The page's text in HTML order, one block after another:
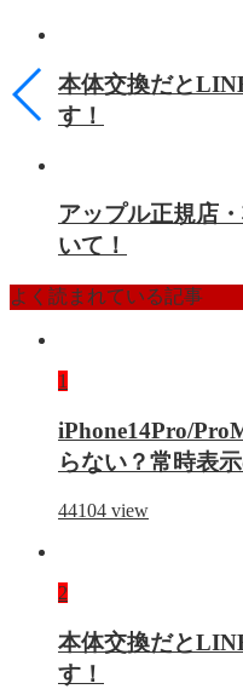
本体交換だと
す！
アップル正規店
いて！
よく読まれている記事
1
iPhone14Pro/
らない？常時表
44104 view
2
本体交換だと
す！